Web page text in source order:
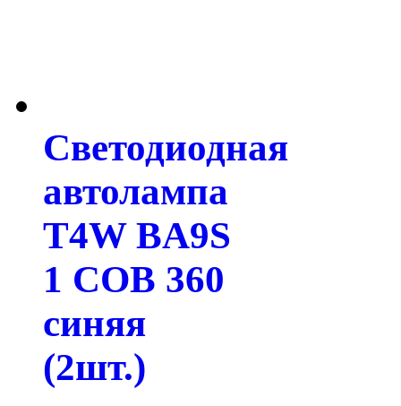
Светодиодная
автолампа
T4W BA9S
1 COB 360
синяя
(2шт.)